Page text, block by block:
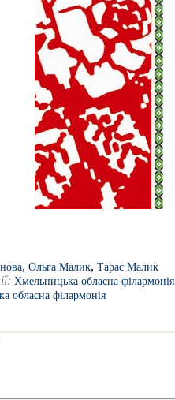
, Ольга Малик, Тарас Малик
Хмельницька обласна філармонія
обласна філармонія